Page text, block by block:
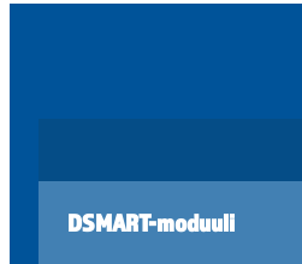
DSMART-moduuli